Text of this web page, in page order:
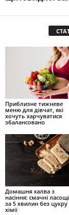
Приблизне тижневе
меню для дівчат, які
хочуть харчуватися
збалансовано
Домашня халва з
насіння: смачні ласощі
за 5 хвилин без цукру
хімії